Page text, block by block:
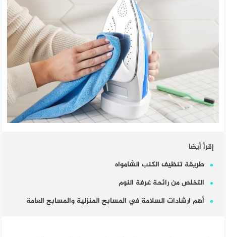
إقرأ أيضا
طريقة تنظيف الكنب الشامواه
التخلص من رائحة غرفة النوم
أهم ارشادات السلامة في المسابح المنزلية والمسابح العامة